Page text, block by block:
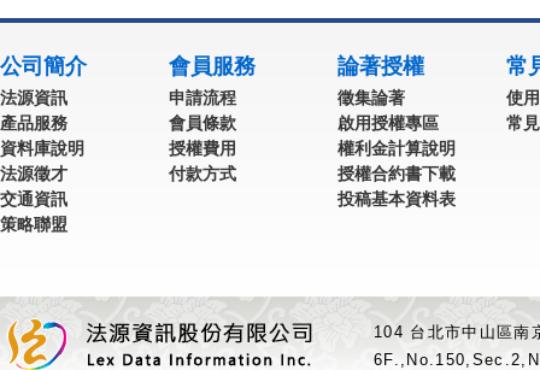
公司簡介
法源資訊
產品服務
資料庫說明
法源徵才
交通資訊
策略聯盟
會員服務
申請流程
會員條款
授權費用
付款方式
論著授權
徵集論著
啟用授權專區
權利金計算說明
授權合約書下載
投稿基本資料表
常
使
常
104 台北市中山區